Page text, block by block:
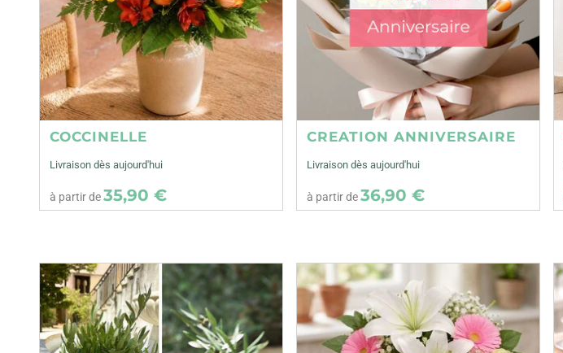
COCCINELLE
Livraison dès aujourd'hui
à partir de35,90 €
CREATION ANNIVERSAIRE
Livraison dès aujourd'hui
à partir de36,90 €